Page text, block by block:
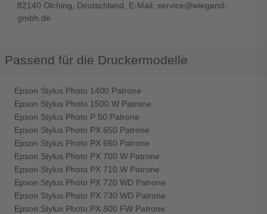
82140 Olching, Deutschland, E-Mail: service@wiegand-
gmbh.de
Passend für die Druckermodelle
Epson Stylus Photo 1400 Patrone
Epson Stylus Photo 1500 W Patrone
Epson Stylus Photo P 50 Patrone
Epson Stylus Photo PX 650 Patrone
Epson Stylus Photo PX 660 Patrone
Epson Stylus Photo PX 700 W Patrone
Epson Stylus Photo PX 710 W Patrone
Epson Stylus Photo PX 720 WD Patrone
Epson Stylus Photo PX 730 WD Patrone
Epson Stylus Photo PX 800 FW Patrone